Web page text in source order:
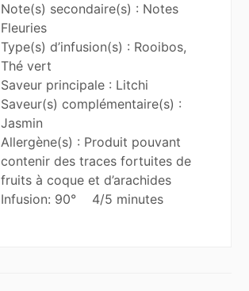
Note(s) secondaire(s) : Notes
Fleuries
Type(s) d’infusion(s) : Rooibos,
Thé vert
Saveur principale : Litchi
Saveur(s) complémentaire(s) :
Jasmin
Allergène(s) : Produit pouvant
contenir des traces fortuites de
fruits à coque et d’arachides
Infusion: 90° 4/5 minutes